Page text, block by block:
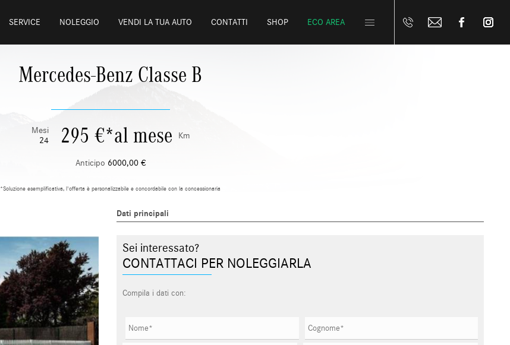
SERVICE NOLEGGIO VENDI LA TUA AUTO CONTATTI SHOP ECO AREA
Mercedes-Benz Classe B
Mesi
24
295 €*al mese Km
Anticipo 6000,00 €
*Soluzione esemplificativa, l'offerta è personalizzabile e concordabile con la concessionaria
Dati principali
Sei interessato?
CONTATTACI PER NOLEGGIARLA
Compila i dati con: